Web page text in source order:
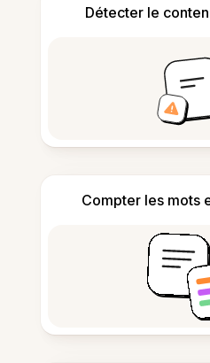
Détecter le
Compter les mots